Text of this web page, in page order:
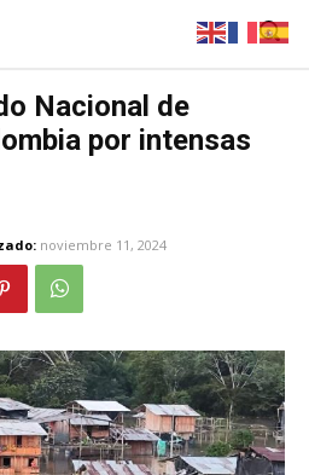
Nacional de
por intensas
noviembre 11, 2024